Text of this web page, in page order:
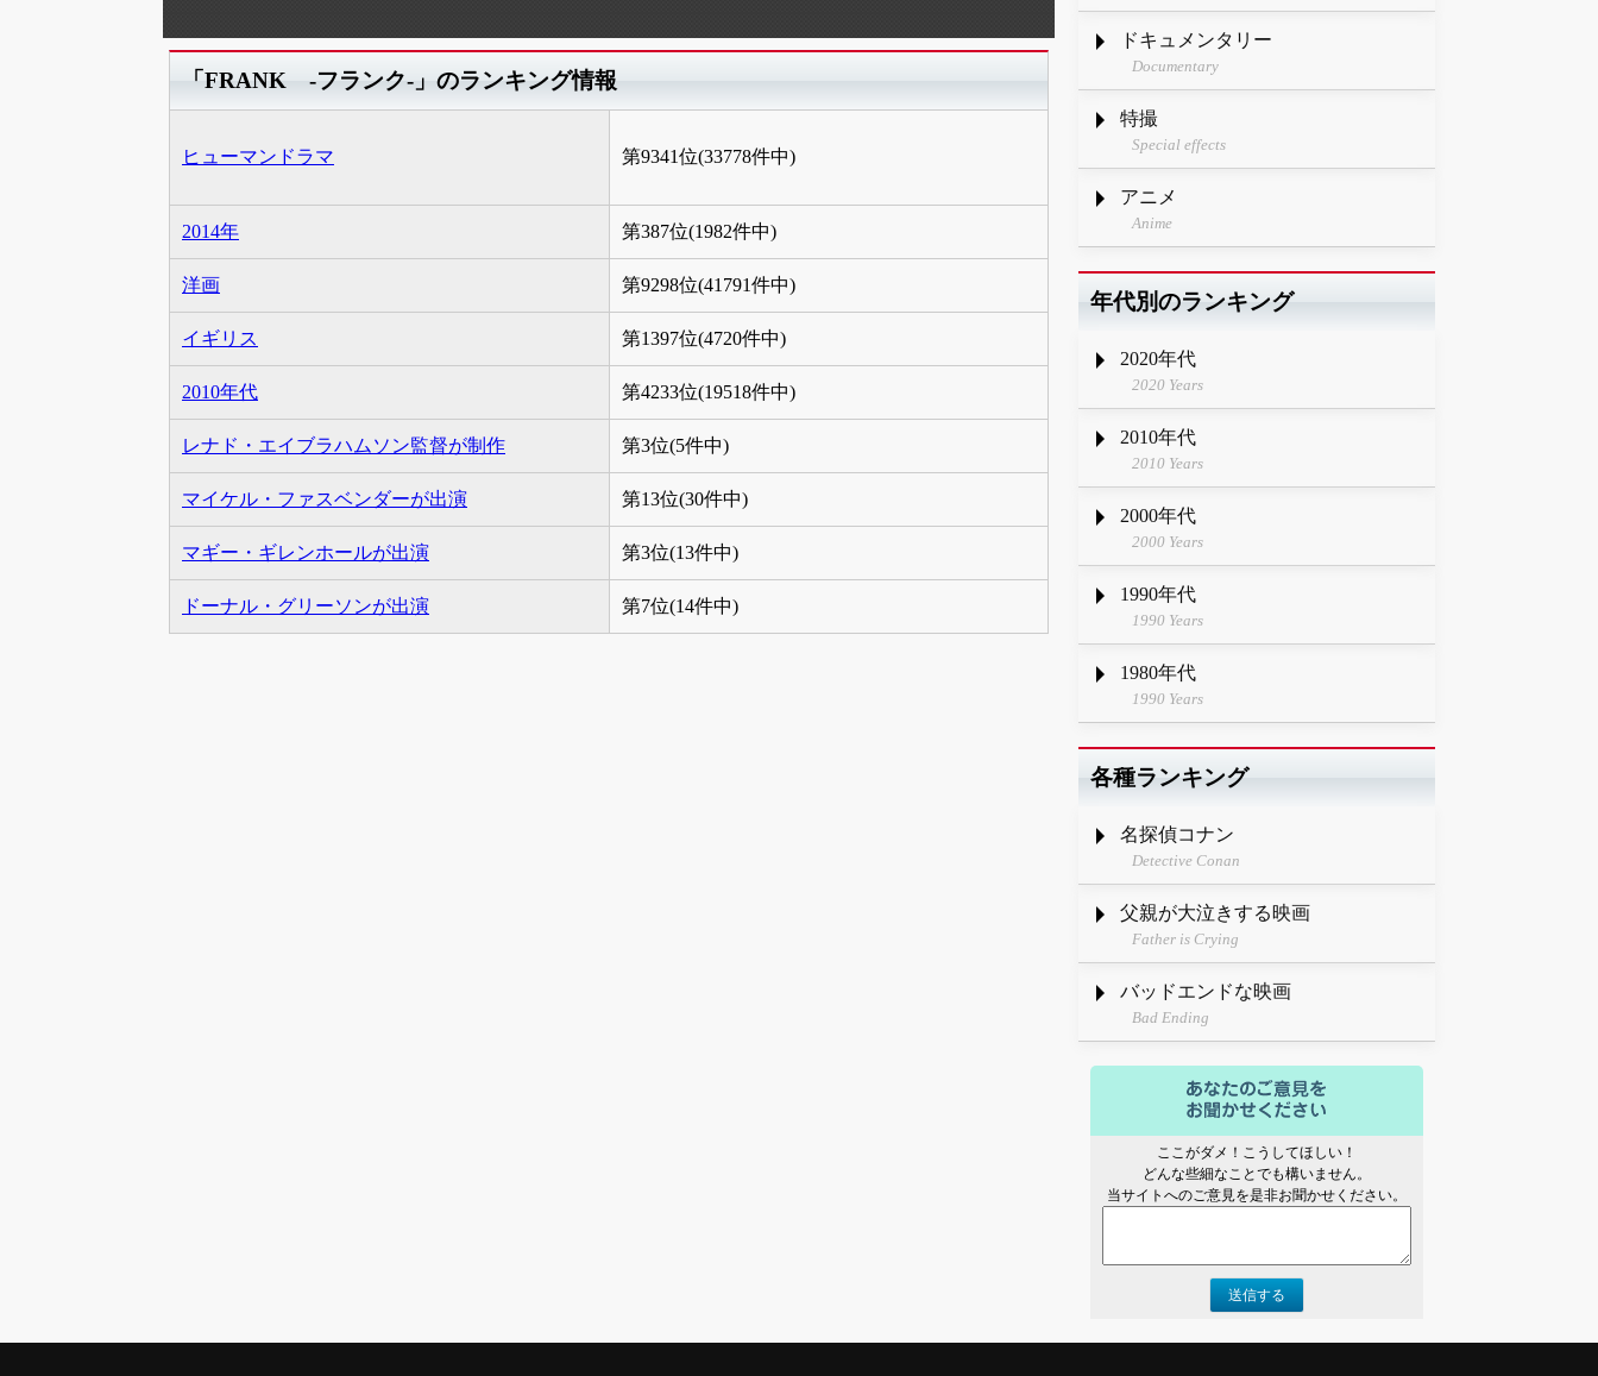
「FRANK -フランク-」のランキング情報
ヒューマンドラマ 第9341位(33778件中)
2014年 第387位(1982件中)
洋画 第9298位(41791件中)
イギリス 第1397位(4720件中)
2010年代 第4233位(19518件中)
レナド・エイブラハムソン監督が制作 第3位(5件中)
マイケル・ファスベンダーが出演 第13位(30件中)
マギー・ギレンホールが出演 第3位(13件中)
ドーナル・グリーソンが出演 第7位(14件中)
ドキュメンタリー
Documentary
特撮
Special effects
アニメ
Anime
年代別のランキング
2020年代
2020 Years
2010年代
2010 Years
2000年代
2000 Years
1990年代
1990 Years
1980年代
1990 Years
各種ランキング
名探偵コナン
Detective Conan
父親が大泣きする映画
Father is Crying
バッドエンドな映画
Bad Ending
ここがダメ！こうしてほしい！
どんな些細なことでも構いません。
当サイトへのご意見を是非お聞かせください。
送信する